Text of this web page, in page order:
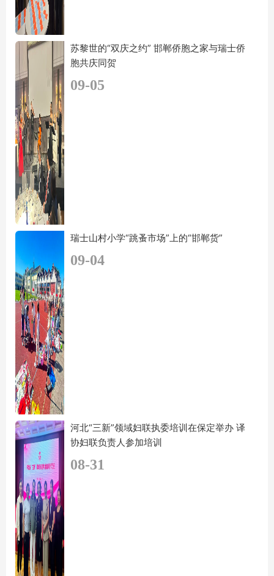
苏黎世的“双庆之约” 邯郸侨胞之家与瑞士侨
胞共庆同贺
09-05
瑞士山村小学“跳蚤市场”上的“邯郸货”
09-04
河北“三新”领域妇联执委培训在保定举办 译
协妇联负责人参加培训
08-31